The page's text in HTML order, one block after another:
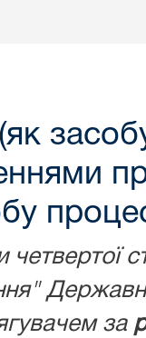
четвертої
за